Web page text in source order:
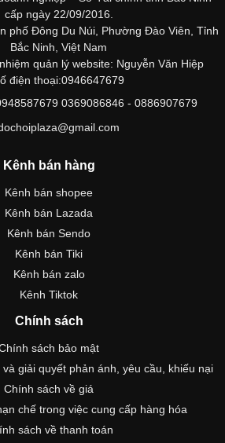
cấp ngày 22/09/2016.
phố Đông Du Núi, Phường Đào Viên, Tỉnh
Bắc Ninh, Việt Nam
quản lý website: Nguyễn Văn Hiệp
điện thoại:0946647679
0369086846 - 0886907679
Kênh bán hàng
Kênh bán shopee
Kênh bán Lazada
Kênh bán Sendo
Kênh bán Tiki
Kênh bán zalo
Kênh Tiktok
Chính sách
sách bảo mật
giải quyết phản ánh, yêu cầu, khiếu nại
Chính sách về giá
chế trong việc cung cấp hàng hóa
sách về thanh toán